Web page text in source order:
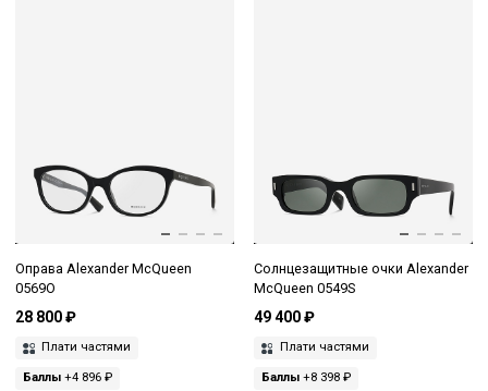
Оправа Alexander McQueen
0569O
28 800 ₽
Плати частями
Баллы +4 896 ₽
Солнцезащитные очки Alexander
McQueen 0549S
49 400 ₽
Плати частями
Баллы+8 398 ₽